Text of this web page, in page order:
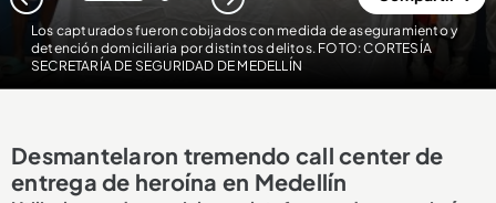
Los capturados fueron cobijados con medida de aseguramiento y
detención domiciliaria por distintos delitos. FOTO: CORTESÍA
SECRETARÍA DE SEGURIDAD DE MEDELLÍN
Desmantelaron tremendo call center de
entrega de heroína en Medellín